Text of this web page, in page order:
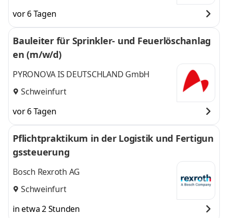
vor 6 Tagen
Bauleiter für Sprinkler- und Feuerlöschanlag
en (m/w/d)
PYRONOVA IS DEUTSCHLAND GmbH
Schweinfurt
vor 6 Tagen
Pflichtpraktikum in der Logistik und Fertigun
gssteuerung
Bosch Rexroth AG
Schweinfurt
in etwa 2 Stunden